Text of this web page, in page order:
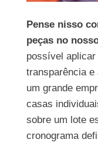
Pense nisso
peças no
possível
transparência
um grande
casas
sobre um lote
cronograma